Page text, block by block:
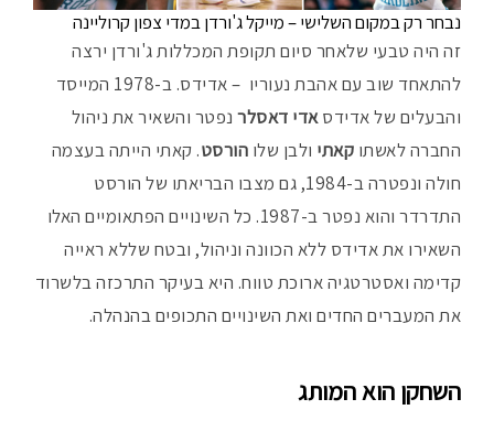
נבחר רק במקום השלישי – מייקל ג'ורדן במדי צפון קרוליינה
זה היה טבעי שלאחר סיום תקופת המכללות ג'ורדן ירצה
להתאחד שוב עם אהבת נעוריו – אדידס. ב-1978 המייסד
והבעלים של אדידסאדי דאסלר נפטר והשאיר את ניהול
החברה לאשתו קאתי ולבן שלו הורסט. קאתי הייתה בעצמה
חולה ונפטרה ב-1984, גם מצבו הבריאתו של הורסט
התדרדר והוא נפטר ב-1987. כל השינויים הפתאומיים האלו
השאירו את אדידס ללא הכוונה וניהול, ובטח שללא ראייה
קדימה ואסטרטגיה ארוכת טווח. היא בעיקר התרכזה בלשרוד
את המעברים החדים ואת השינויים התכופים בהנהלה.
השחקן הוא המותג